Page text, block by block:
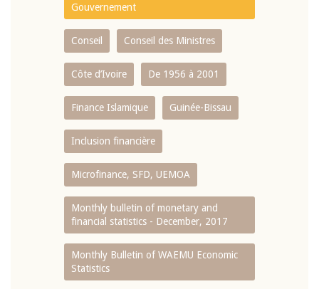
Gouvernement
Conseil Conseil des Ministres
Côte d’Ivoire De 1956 à 2001
Finance Islamique Guinée-Bissau
Inclusion financière
Microfinance, SFD, UEMOA
Monthly bulletin of monetary and
financial statistics - December, 2017
Monthly Bulletin of WAEMU Economic
Statistics